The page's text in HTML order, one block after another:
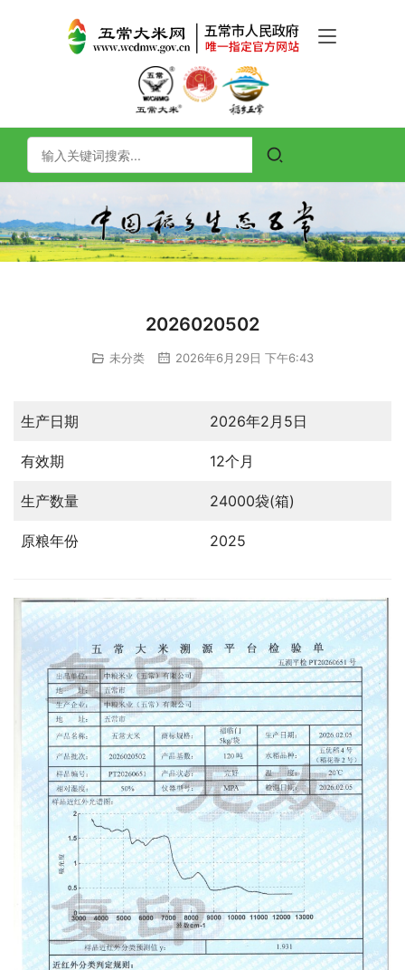
2026020502
未分类 2026年6月29日 下午6:43
生产日期 2026年2月5日
有效期 12个月
生产数量 24000袋(箱)
原粮年份 2025